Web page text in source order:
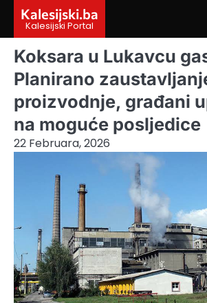
content
Kalesijski.ba
Kalesijski Portal
Koksara u Lukavcu
Planirano
proizvodnje, građani
na moguće posljedice
22 Februara, 2026